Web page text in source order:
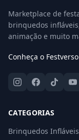
Marketplace de
brinquedos
animação e muito
Conheça o
CATEGORIAS
Brinquedos Infláveis